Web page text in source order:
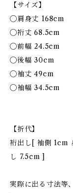
【サイズ】
◯肩身丈 168cm
◯裄丈 68.5cm
◯前幅 24.5cm
◯後幅 30cm
◯袖丈 49cm
◯袖幅 34.5cm
【折代】
裄出し[ 袖側 1cm
し 7.5cm ]
実際に出る寸法等